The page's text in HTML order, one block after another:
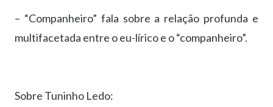
– “Companheiro” fala sobre a relação profunda e
multifacetada entre o eu-lírico e o “companheiro”.
Sobre Tuninho Ledo: